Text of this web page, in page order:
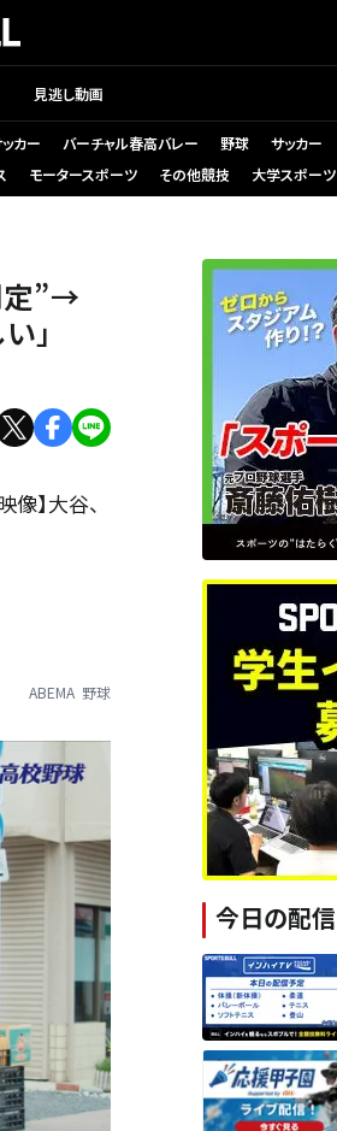
見逃し動画
カー バーチャル春高バレー 野球 サッカー
モータースポーツ その他競技 大学スポーツ
定”→
」
大谷、
ABEMA 野球
今日の配信